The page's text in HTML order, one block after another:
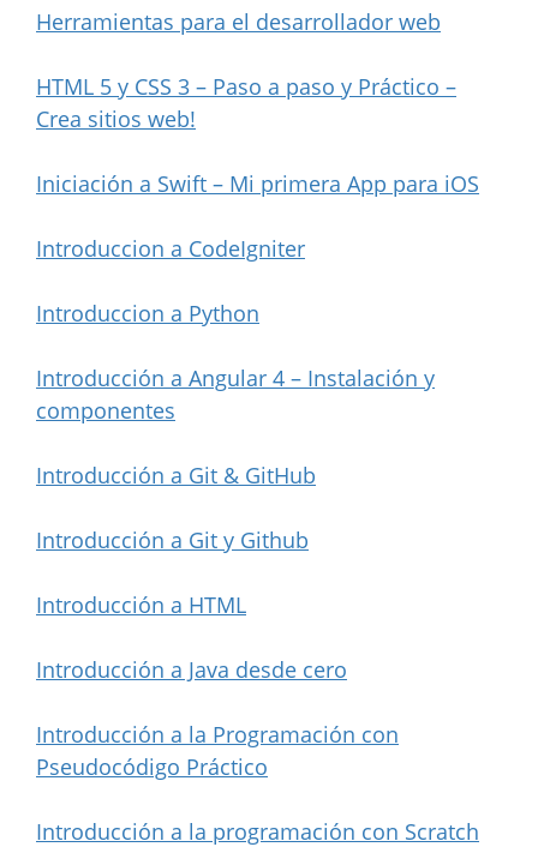
Herramientas para el desarrollador web
HTML 5 y CSS 3 – Paso a paso y Práctico –
Crea sitios web!
Iniciación a Swift – Mi primera App para iOS
Introduccion a CodeIgniter
Introduccion a Python
Introducción a Angular 4 – Instalación y
componentes
Introducción a Git & GitHub
Introducción a Git y Github
Introducción a HTML
Introducción a Java desde cero
Introducción a la Programación con
Pseudocódigo Práctico
Introducción a la programación con Scratch